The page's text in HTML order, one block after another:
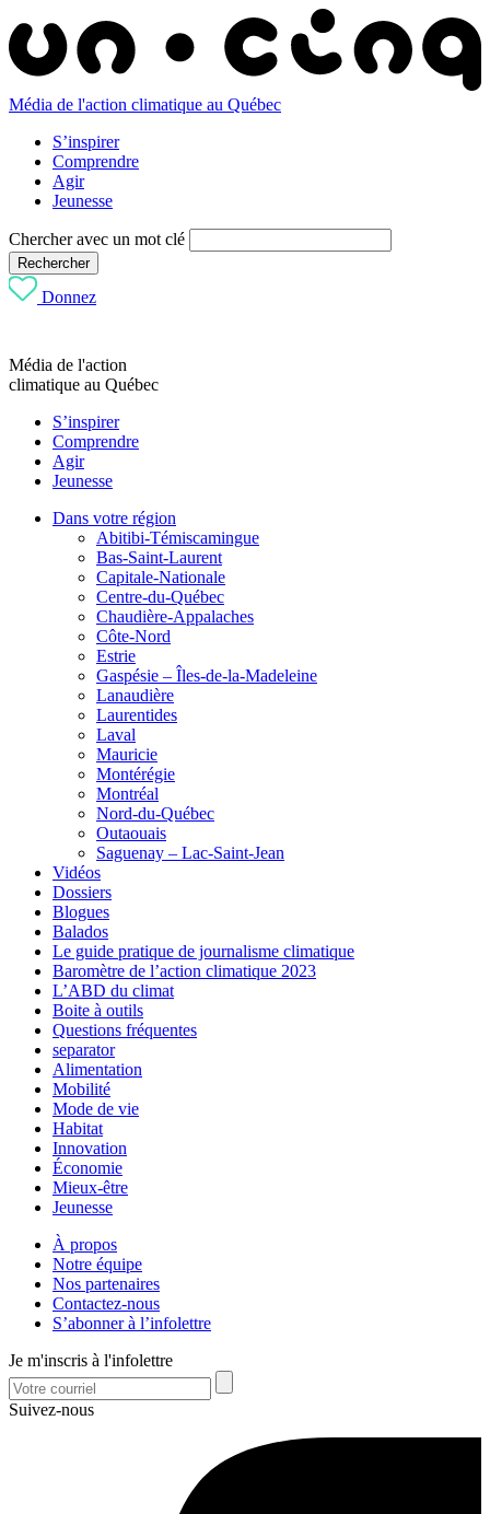
Média de l'action climatique au Québec
S’inspirer
Comprendre
Agir
Jeunesse
Chercher avec un mot clé
Rechercher
Donnez
Média de l'action
climatique au Québec
S’inspirer
Comprendre
Agir
Jeunesse
Dans votre région
Abitibi-Témiscamingue
Bas-Saint-Laurent
Capitale-Nationale
Centre-du-Québec
Chaudière-Appalaches
Côte-Nord
Estrie
Gaspésie – Îles-de-la-Madeleine
Lanaudière
Laurentides
Laval
Mauricie
Montérégie
Montréal
Nord-du-Québec
Outaouais
Saguenay – Lac-Saint-Jean
Vidéos
Dossiers
Blogues
Balados
Le guide pratique de journalisme climatique
Baromètre de l’action climatique 2023
L’ABD du climat
Boite à outils
Questions fréquentes
separator
Alimentation
Mobilité
Mode de vie
Habitat
Innovation
Économie
Mieux-être
Jeunesse
À propos
Notre équipe
Nos partenaires
Contactez-nous
S’abonner à l’infolettre
Je m'inscris à l'infolettre
Suivez-nous